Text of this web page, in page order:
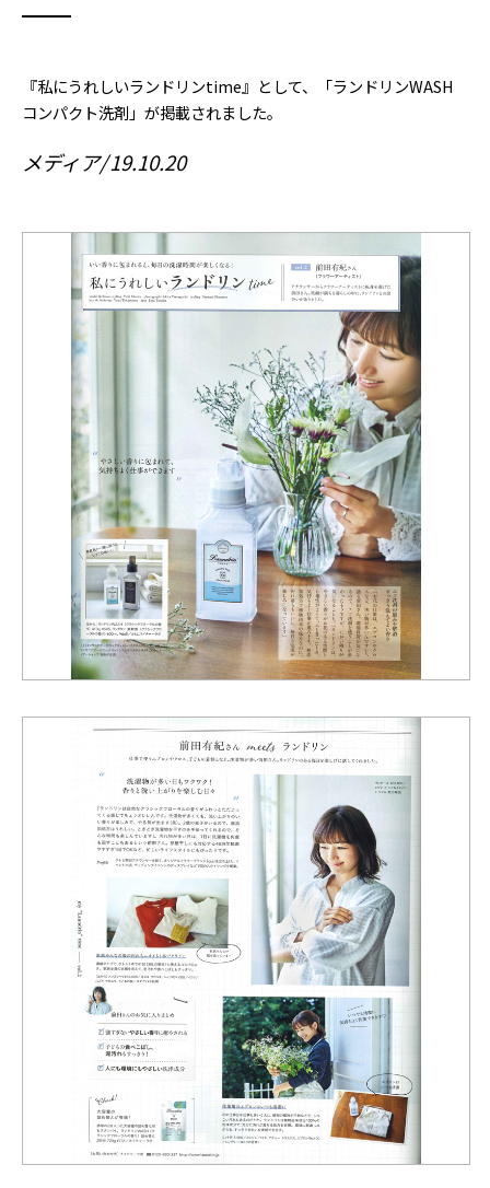
『私にうれしいランドリンtime』として、「ランドリンWASH
コンパクト洗剤」が掲載されました。
メディア 19.10.20